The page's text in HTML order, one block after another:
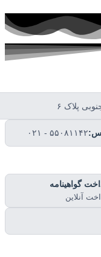
پلاک ۶
۰۲۱ - ۵۵۰۸۱۱۴۲
گواهینامه
آنلاین